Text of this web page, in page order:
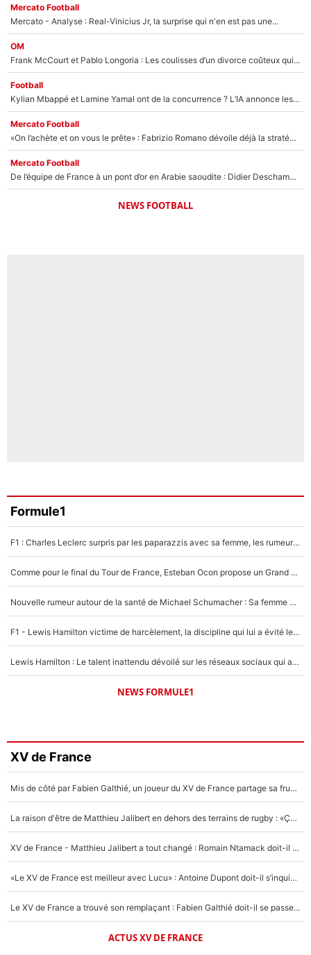
Mercato Football
Mercato - Analyse : Real-Vinicius Jr, la surprise qui n'en est pas une...
OM
Frank McCourt et Pablo Longoria : Les coulisses d’un divorce coûteux qui ruine l’OM à petit feu…
Football
Kylian Mbappé et Lamine Yamal ont de la concurrence ? L’IA annonce les 5 joueurs qui vont dominer le football dans les années à venir !
Mercato Football
«On l’achète et on vous le prête» : Fabrizio Romano dévoile déjà la stratégie du PSG avec le transfert de Zion Suzuki !
Mercato Football
De l’équipe de France à un pont d’or en Arabie saoudite : Didier Deschamps a donné sa réponse !
NEWS FOOTBALL
Formule1
F1 : Charles Leclerc surpris par les paparazzis avec sa femme, les rumeurs étaient vraies !
Comme pour le final du Tour de France, Esteban Ocon propose un Grand Prix de Formule 1 à Paris : «Autour de l’Arc de Triomphe, ce serait génial» !
Nouvelle rumeur autour de la santé de Michael Schumacher : Sa femme Corinna sort du silence
F1 - Lewis Hamilton victime de harcèlement, la discipline qui lui a évité le pire : «J'aurais probablement mal tourné»
Lewis Hamilton : Le talent inattendu dévoilé sur les réseaux sociaux qui a impressionné Kim Kardashian pendant leurs vacances en amoureux !
NEWS FORMULE1
XV de France
Mis de côté par Fabien Galthié, un joueur du XV de France partage sa frustration : «ils ne me l’ont pas dit tout de suite»
La raison d'être de Matthieu Jalibert en dehors des terrains de rugby : «Ça m'atteint autant que si tu touches à un membre de ma famille»
XV de France - Matthieu Jalibert a tout changé : Romain Ntamack doit-il s’inquiéter pour sa place à un an de la Coupe du monde ?
«Le XV de France est meilleur avec Lucu» : Antoine Dupont doit-il s’inquiéter pour sa place ?
Le XV de France a trouvé son remplaçant : Fabien Galthié doit-il se passer d'Antoine Dupont ?
ACTUS XV DE FRANCE